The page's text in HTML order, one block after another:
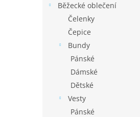
Běžecké oblečení
Čelenky
Čepice
Bundy
Pánské
Dámské
Dětské
Vesty
Pánské